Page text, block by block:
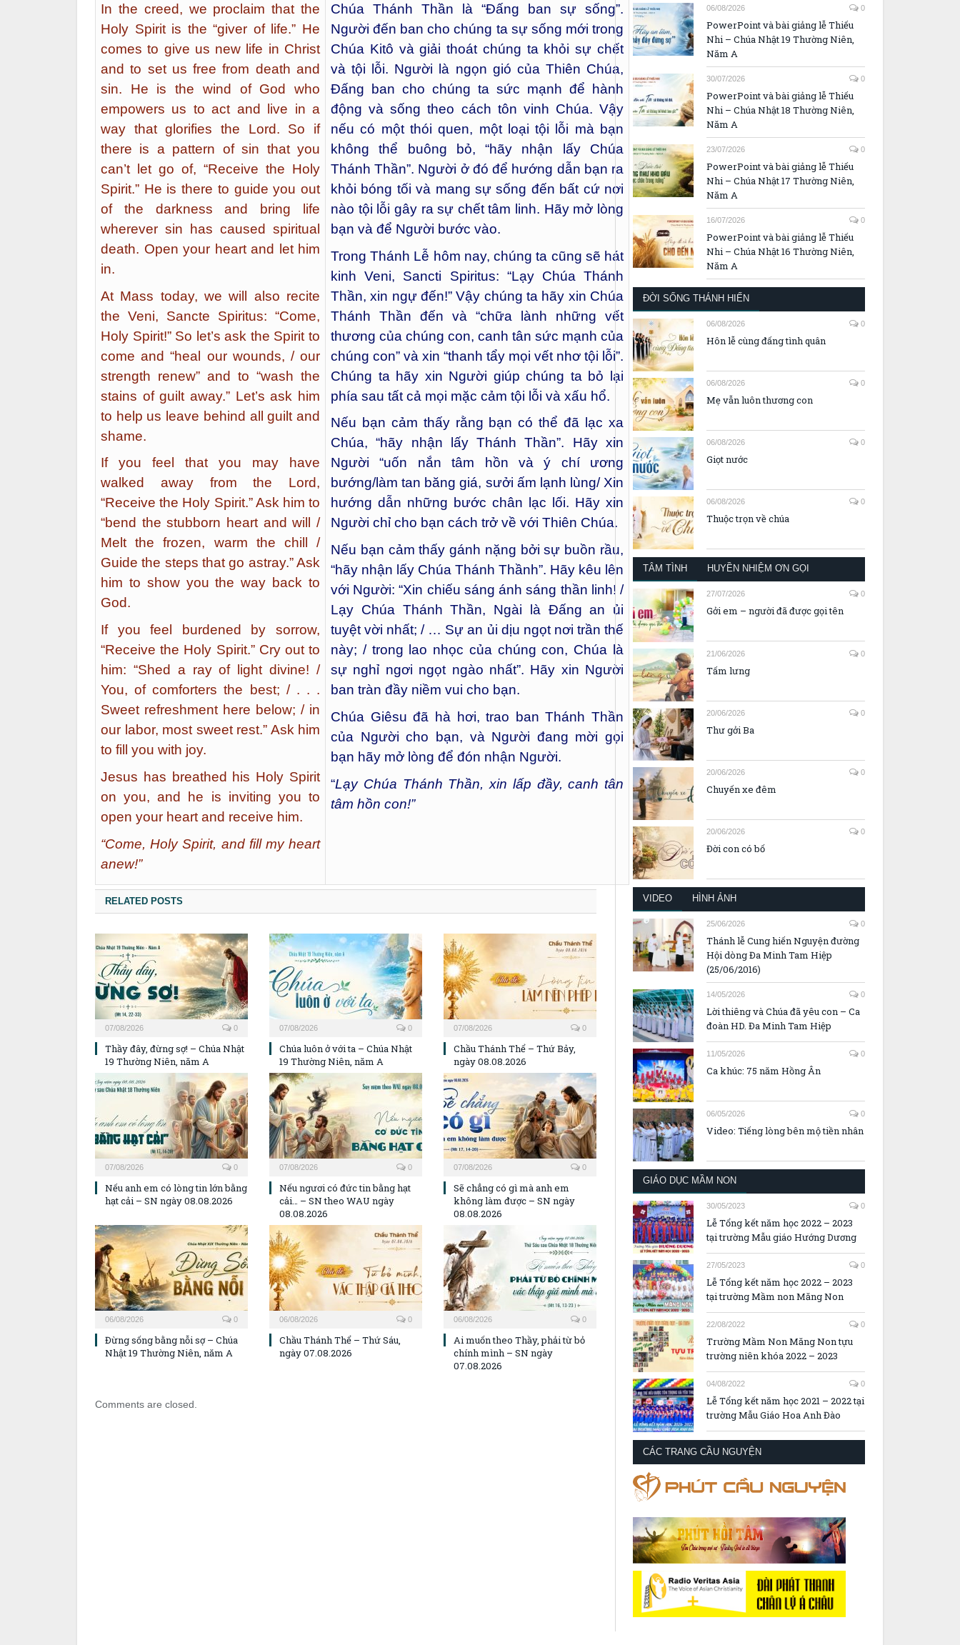
In the creed, we proclaim that the
Holy Spirit is the “giver of life.” He
comes to give us new life in Christ
and to set us free from death and
sin. He is the wind of God who
empowers us to act and live in a
way that glorifies the Lord. So if
there is a pattern of sin that you
can’t let go of, “Receive the Holy
Spirit.” He is there to guide you out
of the darkness and bring life
wherever sin has caused spiritual
death. Open your heart and let him
in.
At Mass today, we will also recite
the Veni, Sancte Spiritus: “Come,
Holy Spirit!” So let’s ask the Spirit to
come and “heal our wounds, / our
strength renew” and to “wash the
stains of guilt away.” Let’s ask him
to help us leave behind all guilt and
shame.
If you feel that you may have
walked away from the Lord,
“Receive the Holy Spirit.” Ask him to
“bend the stubborn heart and will /
Melt the frozen, warm the chill /
Guide the steps that go astray.” Ask
him to show you the way back to
God.
If you feel burdened by sorrow,
“Receive the Holy Spirit.” Cry out to
him: “Shed a ray of light divine! /
You, of comforters the best; / . . .
Sweet refreshment here below; / in
our labor, most sweet rest.” Ask him
to fill you with joy.
Jesus has breathed his Holy Spirit
on you, and he is inviting you to
open your heart and receive him.
“Come, Holy Spirit, and fill my heart
anew!”
Chúa Thánh Thần là “Đấng ban sự sống”.
Người đến ban cho chúng ta sự sống mới trong
Chúa Kitô và giải thoát chúng ta khỏi sự chết
và tội lỗi. Người là ngọn gió của Thiên Chúa,
Đấng ban cho chúng ta sức mạnh để hành
động và sống theo cách tôn vinh Chúa. Vậy
nếu có một thói quen, một loại tội lỗi mà bạn
không thể buông bỏ, “hãy nhận lấy Chúa
Thánh Thần”. Người ở đó để hướng dẫn bạn ra
khỏi bóng tối và mang sự sống đến bất cứ nơi
nào tội lỗi gây ra sự chết tâm linh. Hãy mở lòng
bạn và để Người bước vào.
Trong Thánh Lễ hôm nay, chúng ta cũng sẽ hát
kinh Veni, Sancti Spiritus: “Lạy Chúa Thánh
Thần, xin ngự đến!” Vậy chúng ta hãy xin Chúa
Thánh Thần đến và “chữa lành những vết
thương của chúng con, canh tân sức mạnh của
chúng con” và xin “thanh tẩy mọi vết nhơ tội lỗi”.
Chúng ta hãy xin Người giúp chúng ta bỏ lại
phía sau tất cả mọi mặc cảm tội lỗi và xấu hổ.
Nếu bạn cảm thấy rằng bạn có thể đã lạc xa
Chúa, “hãy nhận lấy Thánh Thần”. Hãy xin
Người “uốn nắn tâm hồn và ý chí ương
bướng/làm tan băng giá, sưởi ấm lạnh lùng/ Xin
hướng dẫn những bước chân lạc lối. Hãy xin
Người chỉ cho bạn cách trở về với Thiên Chúa.
Nếu bạn cảm thấy gánh nặng bởi sự buồn rầu,
“hãy nhận lấy Chúa Thánh Thầnh”. Hãy kêu lên
với Người: “Xin chiếu sáng ánh sáng thần linh! /
Lạy Chúa Thánh Thần, Ngài là Đấng an ủi
tuyệt vời nhất; / … Sự an ủi dịu ngọt nơi trần thế
này; / trong lao nhọc của chúng con, Chúa là
sự nghỉ ngơi ngọt ngào nhất”. Hãy xin Người
ban tràn đầy niềm vui cho bạn.
Chúa Giêsu đã hà hơi, trao ban Thánh Thần
của Người cho bạn, và Người đang mời gọi
bạn hãy mở lòng để đón nhận Người.
“Lạy Chúa Thánh Thần, xin lấp đầy, canh tân
tâm hồn con!”
RELATED POSTS
07/08/2026 0
Thầy đây, đừng sợ! – Chúa Nhật
19 Thường Niên, năm A
07/08/2026 0
Chúa luôn ở với ta – Chúa Nhật
19 Thường Niên, năm A
07/08/2026 0
Chầu Thánh Thể – Thứ Bảy,
ngày 08.08.2026
07/08/2026 0
Nếu anh em có lòng tin lớn bằng
hạt cải – SN ngày 08.08.2026
07/08/2026 0
Nếu ngươi có đức tin bằng hạt
cải… – SN theo WAU ngày
08.08.2026
07/08/2026 0
Sẽ chẳng có gì mà anh em
không làm được – SN ngày
08.08.2026
06/08/2026 0
Đừng sống bằng nỗi sợ – Chúa
Nhật 19 Thường Niên, năm A
06/08/2026 0
Chầu Thánh Thể – Thứ Sáu,
ngày 07.08.2026
06/08/2026 0
Ai muốn theo Thầy, phải từ bỏ
chính mình – SN ngày
07.08.2026
Comments are closed.
06/08/2026 0
PowerPoint và bài giảng lễ Thiếu
Nhi – Chúa Nhật 19 Thường Niên,
Năm A
30/07/2026 0
PowerPoint và bài giảng lễ Thiếu
Nhi – Chúa Nhật 18 Thường Niên,
Năm A
23/07/2026 0
PowerPoint và bài giảng lễ Thiếu
Nhi – Chúa Nhật 17 Thường Niên,
Năm A
16/07/2026 0
PowerPoint và bài giảng lễ Thiếu
Nhi – Chúa Nhật 16 Thường Niên,
Năm A
ĐỜI SỐNG THÁNH HIẾN
06/08/2026 0
Hôn lễ cùng đấng tình quân
06/08/2026 0
Mẹ vẫn luôn thương con
06/08/2026 0
Giọt nước
06/08/2026 0
Thuộc trọn về chúa
TÂM TÌNH HUYỀN NHIỆM ƠN GỌI
27/07/2026 0
Gởi em – người đã được gọi tên
21/06/2026 0
Tấm lưng
20/06/2026 0
Thư gởi Ba
20/06/2026 0
Chuyến xe đêm
20/06/2026 0
Đời con có bố
VIDEO HÌNH ẢNH
25/06/2026 0
Thánh lễ Cung hiến Nguyện đường
Hội dòng Đa Minh Tam Hiệp
(25/06/2016)
14/05/2026 0
Lời thiêng và Chúa đã yêu con – Ca
đoàn HD. Đa Minh Tam Hiệp
11/05/2026 0
Ca khúc: 75 năm Hồng Ân
06/05/2026 0
Video: Tiếng lòng bên mộ tiền nhân
GIÁO DỤC MẦM NON
30/05/2023 0
Lễ Tổng kết năm học 2022 – 2023
tại trường Mẫu giáo Hướng Dương
27/05/2023 0
Lễ Tổng kết năm học 2022 – 2023
tại trường Mầm non Măng Non
22/08/2022 0
Trường Mầm Non Măng Non tựu
trường niên khóa 2022 – 2023
04/08/2022 0
Lễ Tổng kết năm học 2021 – 2022 tại
trường Mẫu Giáo Hoa Anh Đào
CÁC TRANG CẦU NGUYỆN